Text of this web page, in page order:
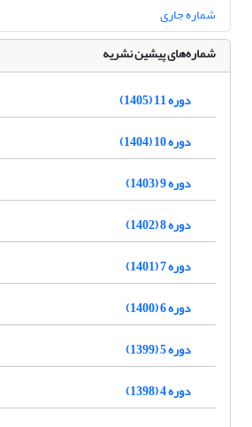
شماره جاری
شماره‌های پیشین نشریه
دوره 11 (1405)
دوره 10 (1404)
دوره 9 (1403)
دوره 8 (1402)
دوره 7 (1401)
دوره 6 (1400)
دوره 5 (1399)
دوره 4 (1398)